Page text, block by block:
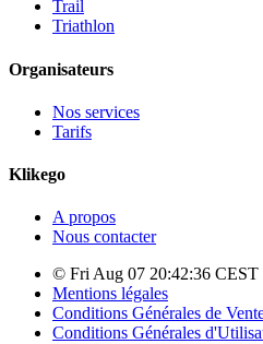
Trail
Triathlon
Organisateurs
Nos services
Tarifs
Klikego
A propos
Nous contacter
© Fri Aug 07 20:42:36
Mentions légales
Conditions Générales de
Conditions Générales